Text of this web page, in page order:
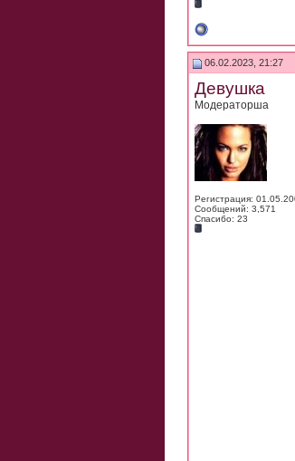
06.02.2023, 21:27
Девушка
Модераторша
Регистрация:
Сообщений: 3,571
Спасибо: 23